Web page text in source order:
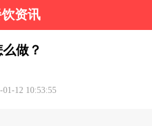
资讯
做？
01-12 10:53:55